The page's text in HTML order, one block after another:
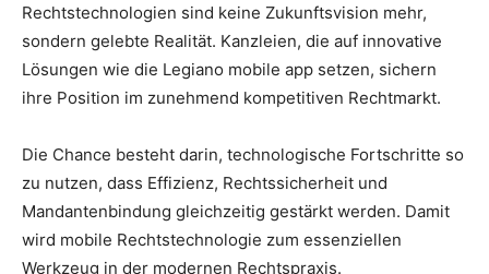
Rechtstechnologien sind keine Zukunftsvision mehr,
sondern gelebte Realität. Kanzleien, die auf innovative
Lösungen wie die Legiano mobile app setzen, sichern
ihre Position im zunehmend kompetitiven Rechtmarkt.
Die Chance besteht darin, technologische Fortschritte so
zu nutzen, dass Effizienz, Rechtssicherheit und
Mandantenbindung gleichzeitig gestärkt werden. Damit
wird mobile Rechtstechnologie zum essenziellen
Werkzeug in der modernen Rechtspraxis.